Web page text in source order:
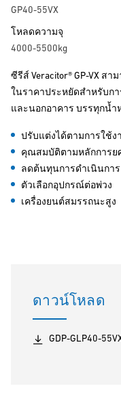
GP40-55VX
โหลดความจุ
4000-5500kg
ซีรีส์ Veracitor® GP-VX ส
ในราคาประหยัดสำหรับก
และนอกอาคาร บรรทุกน้ำ
ปรับแต่งได้ตามการใช้ง
คุณสมบัติตามหลักการย
ลดต้นทุนการดำเนินการ
ตัวเลือกอุปกรณ์ต่อพ่วง
เครื่องยนต์สมรรถนะสูง
ดาวน์โหลด
GDP-GLP40-